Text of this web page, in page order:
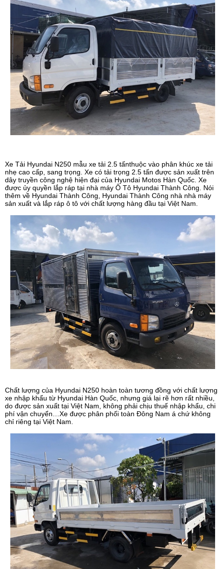
Xe Tải Hyundai N250 mẫu xe tải 2.5 tấnthuộc vào phân khúc xe tải
nhẹ cao cấp, sang trọng. Xe có tải trọng 2.5 tấn được sản xuất trên
dây truyền công nghệ hiện đại của Hyundai Motos Hàn Quốc. Xe
được ủy quyền lắp ráp tại nhà máy Ô Tô Hyundai Thành Công. Nói
thêm về Hyundai Thành Công, Hyundai Thành Công nhà nhà máy
sản xuất và lắp ráp ô tô với chất lượng hàng đầu tại Việt Nam.
Chất lượng của Hyundai N250 hoàn toàn tương đồng với chất lượng
xe nhập khẩu từ Hyundai Hàn Quốc, nhưng giá lại rẽ hơn rất nhiều,
do được sản xuất tại Việt Nam, không phải chịu thuế nhập khẩu, chi
phí vận chuyển…Xe được phân phối toàn Đông Nam á chứ không
chỉ riêng tại Việt Nam.